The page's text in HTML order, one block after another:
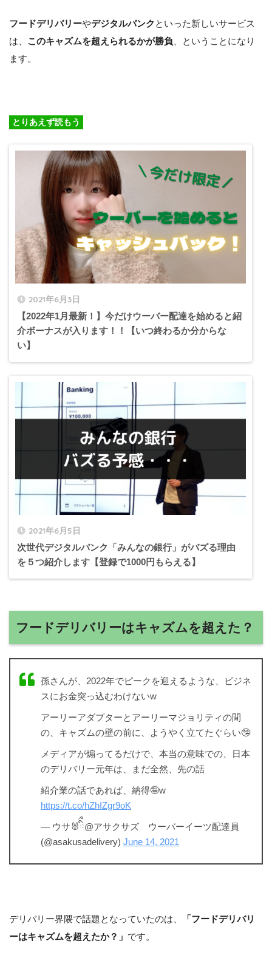
フードデリバリーやデジタルバンク といった新しいサービス
は、 このキャズムを超えられるかが勝負 、ということになり
ます。
とりあえず読もう
2021年6月3日
【2022年1月最新！】今だけウーバー配達を始めると紹
介ボーナスが入ります！！【いつ終わるか分からな
い】
2021年6月5日
次世代デジタルバンク「みんなの銀行」がバズる理由
を５つ紹介します【登録で1000円もらえる】
フードデリバリーはキャズムを超えた？
孫さんが、2022年でピークを迎えるような、ビジネ
スにお金突っ込むわけないw
アーリーアダプターとアーリーマジョリティの間
の、キャズムの壁の前に、ようやく立てたぐらい🤥
メディアが煽ってるだけで、本当の意味での、日本
のデリバリー元年は、まだ全然、先の話
紹介業の話であれば、納得🤪w
https://t.co/hZhIZgr9oK
— ウサ🐰ིྀ@アサクサズ ウーバーイーツ配達員
(@asakusadelivery) June 14, 2021
デリバリー界隈で話題となっていたのは、
「フードデリバリ
ーはキャズムを超えたか？」 です。